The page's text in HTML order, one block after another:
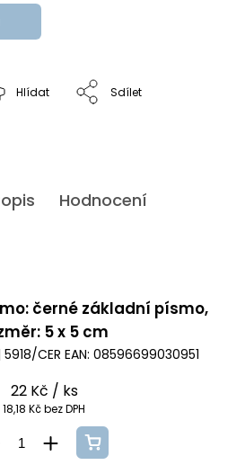
Hlídat Sdílet
Hodnocení
černé základní písmo,
5 x 5 cm
5918/CER EAN: 08596699030951
22 Kč / ks
18,18 Kč bez DPH